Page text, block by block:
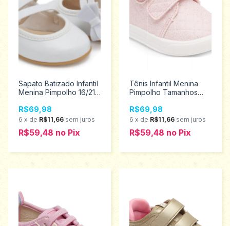
Sapato Batizado Infantil
Menina Pimpolho 16/21
R$69,98
6 x de R$11,66 sem juros
R$59,48 no Pix
Tênis Infantil Menina
Pimpolho Tamanhos
R$69,98
6 x de R$11,66 sem juros
R$59,48 no Pix